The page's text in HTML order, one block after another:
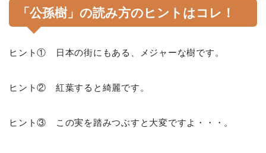
「公孫樹」の読み方のヒントはコレ！
ヒント① 日本の街にもある、メジャーな樹です。
ヒント② 紅葉すると綺麗です。
ヒント③ この実を踏みつぶすと大変ですよ・・・。